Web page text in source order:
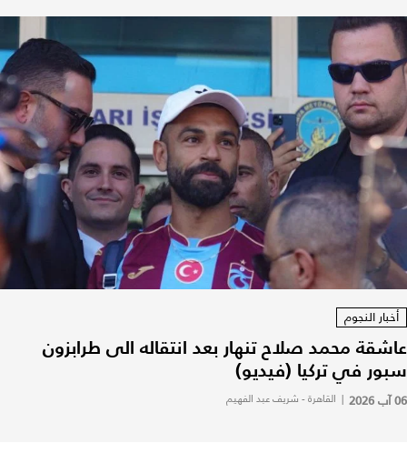
أخبار النجوم
عاشقة محمد صلاح تنهار بعد انتقاله الى طرابزون
سبور في تركيا (فيديو)
06 آب 2026 | القاهرة - شريف عبد الفهيم